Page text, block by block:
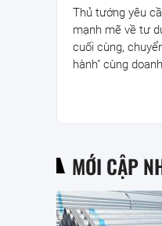
Thủ tướng yêu
mạnh mẽ về tư
cuối cùng,
hành" cùng
MỚI CẬP